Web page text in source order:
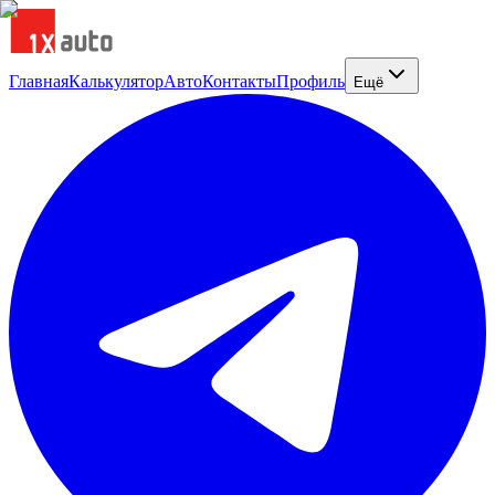
ГлавнаяКалькуляторАвтоКонтактыПрофиль Ещё